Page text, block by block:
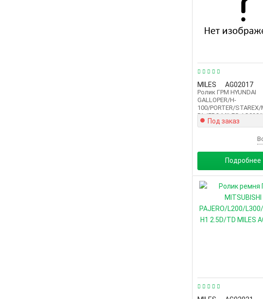
MILES AG02017
Ролик ГРМ HYUNDAI
GALLOPER/H-
100/PORTER/STAREX/
PAJERO MILES
Под заказ
Подробнее